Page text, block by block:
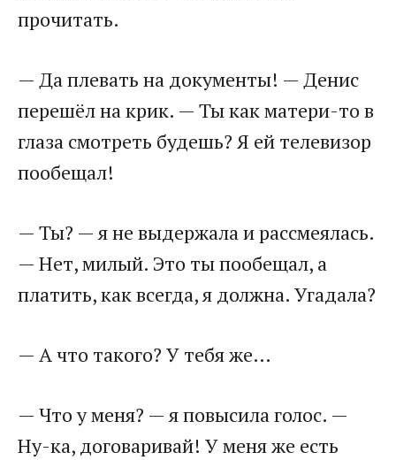
прочитать.
— Да плевать на документы! — Денис
перешёл на крик. — Ты как матери-то в
глаза смотреть будешь? Я ей телевизор
пообещал!
— Ты? — я не выдержала и рассмеялась.
— Нет, милый. Это ты пообещал, а
платить, как всегда, я должна. Угадала?
— А что такого? У тебя же…
— Что у меня? — я повысила голос. —
Ну-ка, договаривай! У меня же есть